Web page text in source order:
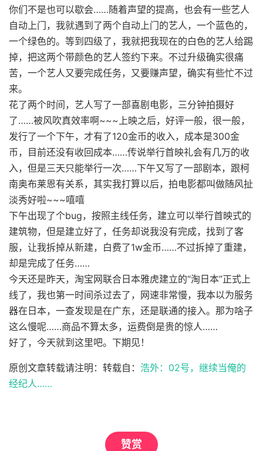
你们不是也可以歇会……随着声望的提高，也会有一些艺人
自动上门，我就遇到了两个自动上门的艺人，一个蓝色的，
一个绿色的。等到四级了，我就把我现在的白色的艺人给踢
掉，把这两个带颜色的艺人签约下来。不过升级确实很痛
苦，一个艺人又要完成任务，又要赚声望，确实有些忙不过
来。
花了两个时间，艺人写了一部喜剧电影，三分钟拍摄好
了……被风吹真效率啊~~~上映之后，好评一般，很一般，
发行了一个下午，才有了120金币的收入，成本是300金
币，目前还没有收回成本……传说举行首映礼会有几万的收
入，但是三天只能举行一次……下午又写了一部剧本，跟柯
南奥布莱恩有关系，其实我打算以后，拍电影都叫做随风扯
淡秀好啦~~~嘻嘻
下午出现了个bug，按照主线任务，建立可以举行首映式的
建筑物，但是建立好了，任务却说我没有完成，找到了客
服，让我拆掉从新建，白费了1w金币……不过拆掉了重建，
却是完成了任务……
今天还是昨天，淘宝网联合日本雅虎建立的“淘日本”正式上
线了，我也第一时间杀过去了，网速非常慢，我本以为服务
器在日本，一查发现是在广东，还是联通的接入。那为啥子
这么慢呢……商品不算太多，运费倒是贵的惊人……
好了，今天就到这里吧。下期见！
原创文章转载请注明：转载自： 浩外：02号，继续当俺的
经纪人……
赞赏